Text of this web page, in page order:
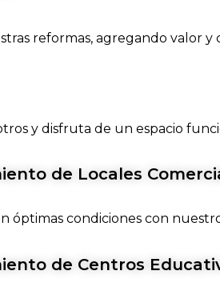
reformas, agregando valor y
y disfruta de un espacio
de Locales
óptimas condiciones con
de Centros